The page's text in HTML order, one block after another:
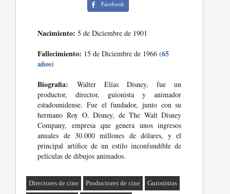
Facebook
Nacimiento: 5 de Diciembre de 1901
Fallecimiento: 15 de Diciembre de 1966(65
años)
Biografia: Walter Elías Disney, fue un
productor, director, guionista y animador
estadounidense. Fue el fundador, junto con su
hermano Roy O. Disney, de The Walt Disney
Company, empresa que genera unos ingresos
anuales de 30.000 millones de dólares, y el
principal artífice de un estilo inconfundible de
películas de dibujos animados.
Directores de cine Productores de cine Guionistas